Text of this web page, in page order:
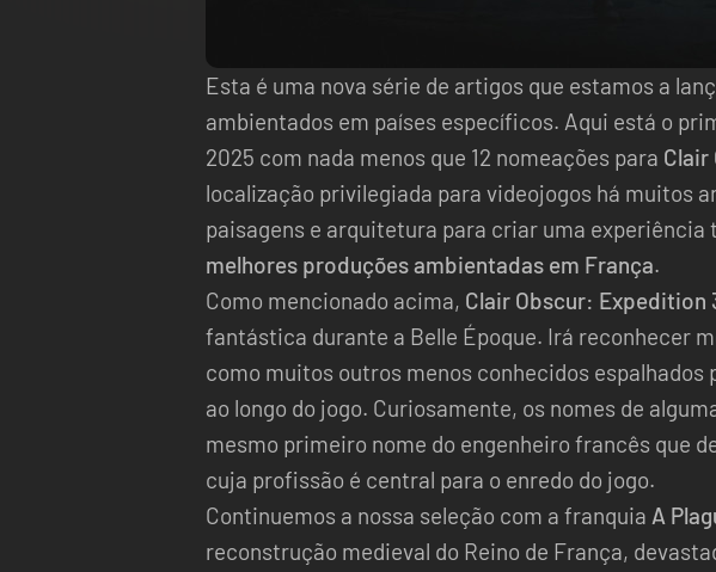
Esta é uma nova série de artigos que estamos a
ambientados em países específicos. Aqui está o
2025 com nada menos que 12 nomeações para Clair
localização privilegiada para videojogos há muitos
paisagens e arquitetura para criar uma
melhores produções ambientadas em França.
Como mencionado acima, Clair Obscur: Expedition
fantástica durante a Belle Époque. Irá reconhecer
como muitos outros menos conhecidos
ao longo do jogo. Curiosamente, os nomes de
mesmo primeiro nome do engenheiro francês que
cuja profissão é central para o enredo do jogo.
Continuemos a nossa seleção com a franquia A
reconstrução medieval do Reino de França,